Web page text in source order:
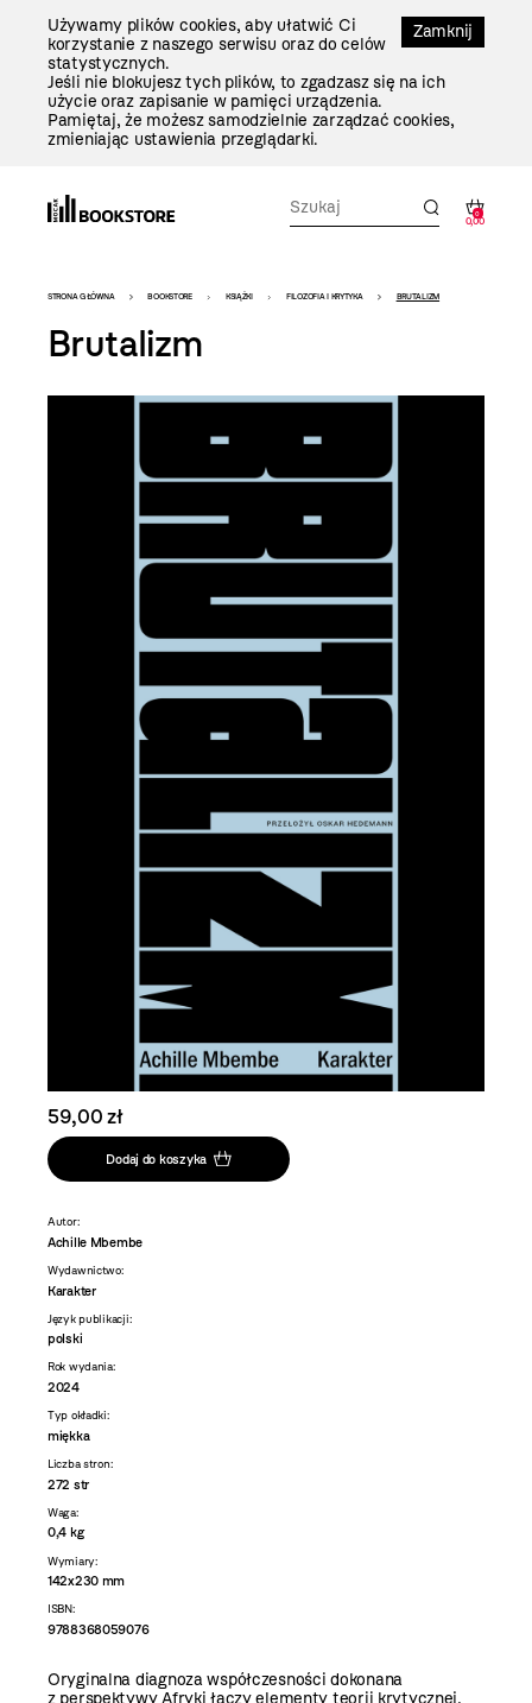
Zamknij
Używamy plików cookies, aby ułatwić Ci
korzystanie z naszego serwisu oraz do celów
statystycznych.
Jeśli nie blokujesz tych plików, to zgadzasz się na ich
użycie oraz zapisanie w pamięci urządzenia.
Pamiętaj, że możesz samodzielnie zarządzać cookies,
zmieniając ustawienia przeglądarki.
0
0,00
Bookstore
-
szablon
szczegóły
STRONA GŁÓWNA BOOKSTORE KSIĄŻKI FILOZOFIA I KRYTYKA BRUTALIZM
Brutalizm
59,00 zł
Dodaj do koszyka
Autor:
Achille Mbembe
Wydawnictwo:
Karakter
Język publikacji:
polski
Rok wydania:
2024
Typ okładki:
miękka
Liczba stron:
272 str
Waga:
0,4 kg
Wymiary:
142x230 mm
ISBN:
9788368059076
Oryginalna diagnoza współczesności dokonana
z perspektywy Afryki łączy elementy teorii krytycznej,